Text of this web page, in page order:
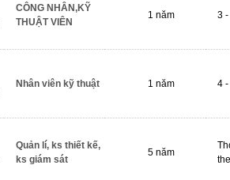
CÔNG NHÂN,KỸ
THUẬT VIÊN
1 năm 3
Nhân viên kỹ thuật 1 năm 4
Quản lí, ks thiết kế,
ks giám sát
5 năm